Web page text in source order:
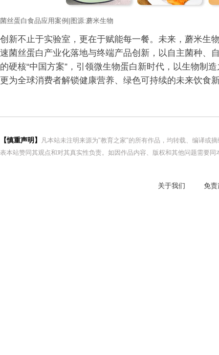
菌丝蛋白食品应用案例 |图源:蘑米生物
创新不止于实验室，更在于赋能每一餐。未来，蘑米生
速菌丝蛋白产业化落地与终端产品创新，以自主菌种、
的硬核“中国方案”，引领微生物蛋白新时代，以生物制
更为全球消费者解锁健康营养、绿色可持续的未来饮食
【慎重声明】
凡本站未注明来源为"教育之家"的所有作品，均转载、编译或
表本站赞同其观点和对其真实性负责。如因作品内容、版权和其他问题需要
关于我们 免责